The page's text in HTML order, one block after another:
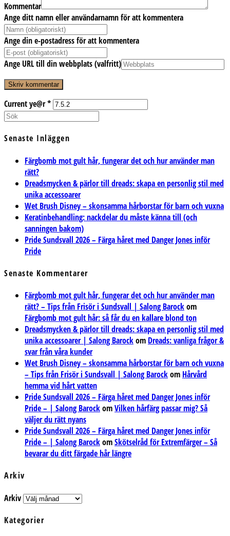
Kommentar
Ange ditt namn eller användarnamn för att kommentera
Ange din e-postadress för att kommentera
Ange URL till din webbplats (valfritt)
Current ye@r*
Senaste Inläggen
Färgbomb mot gult hår, fungerar det och hur använder man
rätt?
Dreadsmycken & pärlor till dreads: skapa en personlig stil med
unika accessoarer
Wet Brush Disney – skonsamma hårborstar för barn och vuxna
Keratinbehandling: nackdelar du måste känna till (och
sanningen bakom)
Pride Sundsvall 2026 – Färga håret med Danger Jones inför
Pride
Senaste Kommentarer
Färgbomb mot gult hår, fungerar det och hur använder man
rätt? – Tips från Frisör i Sundsvall | Salong Barockom
Färgbomb mot gult hår: så får du en kallare blond ton
Dreadsmycken & pärlor till dreads: skapa en personlig stil med
unika accessoarer | Salong Barockom Dreads: vanliga frågor &
svar från våra kunder
Wet Brush Disney – skonsamma hårborstar för barn och vuxna
– Tips från Frisör i Sundsvall | Salong Barockom Hårvård
hemma vid hårt vatten
Pride Sundsvall 2026 – Färga håret med Danger Jones inför
Pride – | Salong BarockomVilken hårfärg passar mig? Så
väljer du rätt nyans
Pride Sundsvall 2026 – Färga håret med Danger Jones inför
Pride – | Salong BarockomSkötselråd för Extremfärger – Så
bevarar du ditt färgade hår längre
Arkiv
Arkiv
Kategorier